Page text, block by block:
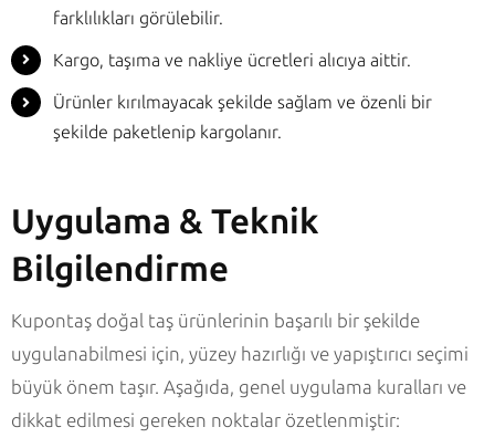
farklılıkları görülebilir.
Kargo, taşıma ve nakliye ücretleri alıcıya aittir.
Ürünler kırılmayacak şekilde sağlam ve özenli bir
şekilde paketlenip kargolanır.
Uygulama & Teknik
Bilgilendirme
Kupontaş doğal taş ürünlerinin başarılı bir şekilde
uygulanabilmesi için, yüzey hazırlığı ve yapıştırıcı seçimi
büyük önem taşır. Aşağıda, genel uygulama kuralları ve
dikkat edilmesi gereken noktalar özetlenmiştir: